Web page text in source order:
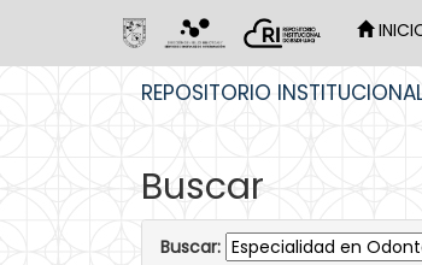
REPOSITORIO
Buscar
Buscar: